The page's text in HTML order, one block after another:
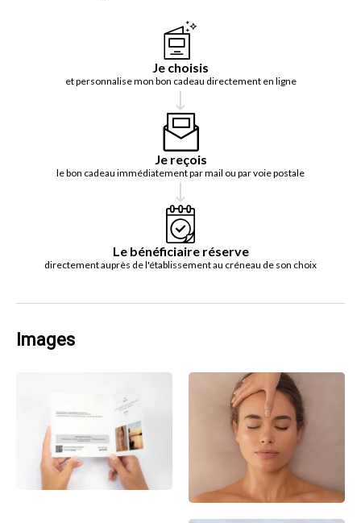
Je choisis
et personnalise mon bon cadeau directement en ligne
Je reçois
le bon cadeau immédiatement par mail ou par voie postale
Le bénéficiaire réserve
directement auprès de l'établissement au créneau de son choix
Images